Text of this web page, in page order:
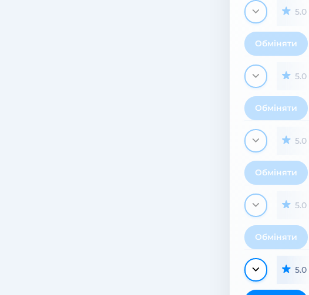
5.0
Обміняти
5.0
Обміняти
5.0
Обміняти
5.0
Обміняти
5.0